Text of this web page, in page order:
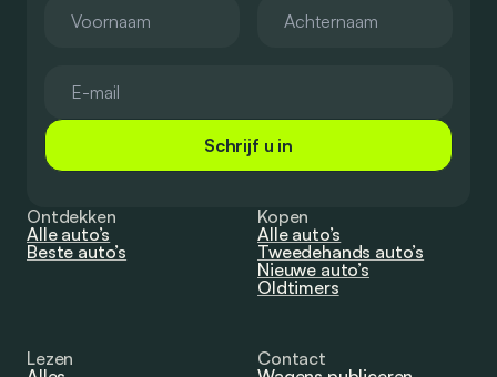
Schrijf u in
Ontdekken
Alle auto’s
Beste auto’s
Kopen
Alle auto’s
Tweedehands auto’s
Nieuwe auto’s
Oldtimers
Lezen
Contact